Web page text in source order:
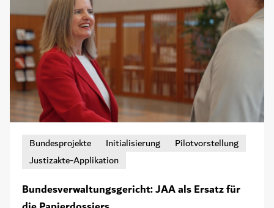
Bundesprojekte Initialisierung
Pilotvorstellung
Justizakte-Applikation
Bundesverwaltungsgericht: JAA als Ersatz für